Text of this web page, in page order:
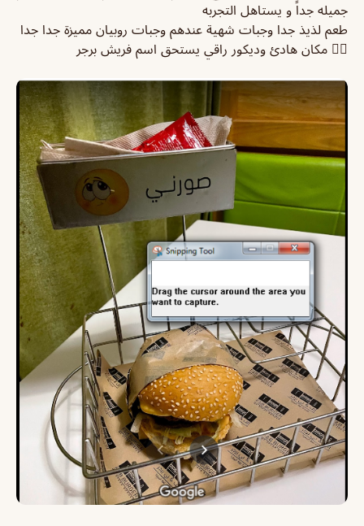
جميله جداً و يستاهل التجربه
طعم لذيذ جدا وجبات شهية عندهم وجبات روبيان مميزة جدا جدا
👍🏻 مكان هادئ وديكور راقي يستحق اسم فريش برجر